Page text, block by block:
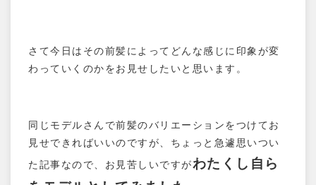
さて今日はその前髪によってどんな感じに印象が変
わっていくのかをお見せしたいと思います。
同じモデルさんで前髪のバリエーションをつけてお
見せできればいいのですが、ちょっと急遽思いつい
た記事なので、お見苦しいですがわたくし自ら